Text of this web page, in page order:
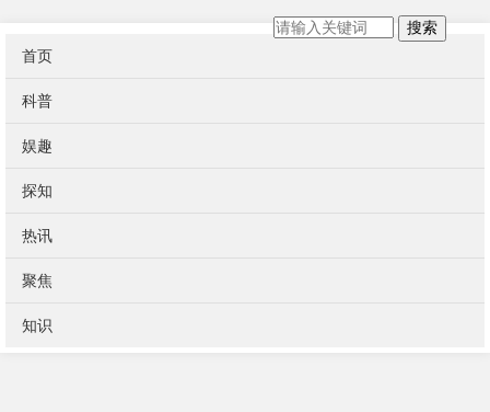
首页
科普
娱趣
探知
热讯
聚焦
知识
搜索